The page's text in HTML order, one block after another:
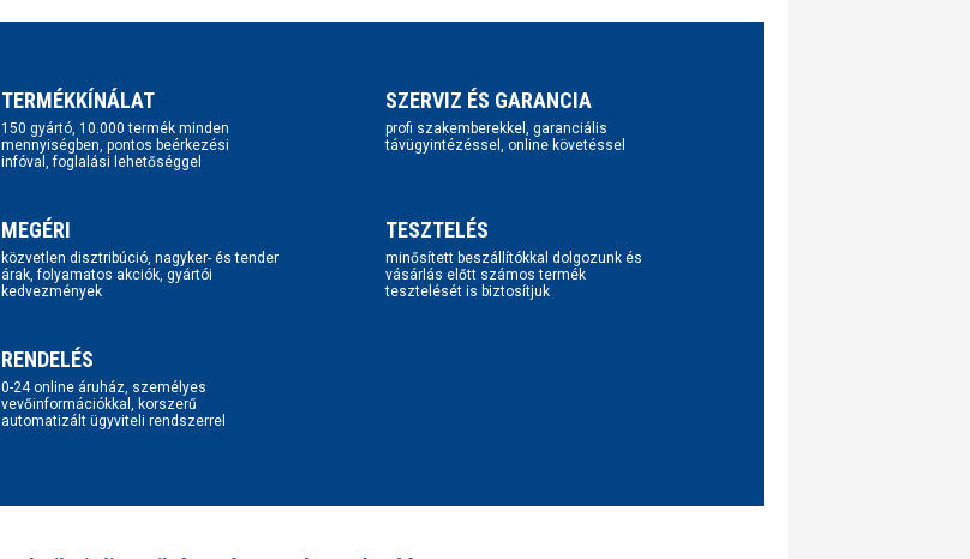
TERMÉKKÍNÁLAT
150 gyártó, 10.000 termék minden
mennyiségben, pontos beérkezési
infóval, foglalási lehetőséggel
SZERVIZ ÉS GARANCIA
profi szakemberekkel, garanciális
távügyintézéssel, online követéssel
MEGÉRI
közvetlen disztribúció, nagyker- és tender
árak, folyamatos akciók, gyártói
kedvezmények
TESZTELÉS
minősített beszállítókkal dolgozunk és
vásárlás előtt számos termék
tesztelését is biztosítjuk
RENDELÉS
0-24 online áruház, személyes
vevőinformációkkal, korszerű
automatizált ügyviteli rendszerrel